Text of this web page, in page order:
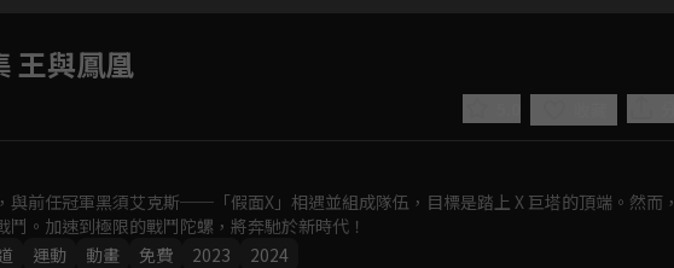
王與鳳凰
與前任冠軍黑須艾克斯──「假面X」相遇並組成隊伍，目標是踏上 X 巨塔的頂端。然而，
。加速到極限的戰鬥陀螺，將奔馳於新時代！
運動 動畫 免費 2023 2024